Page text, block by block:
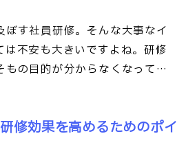
す社員研修。そんな大事なイ
不安も大きいですよね。研修
の目的が分からなくなってき
修効果を高めるためのポイ